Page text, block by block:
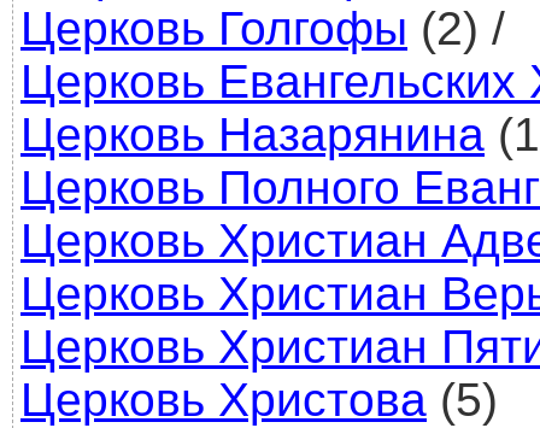
Церковь Голгофы (2) /
Церковь
Церковь Назарянина
Церковь Полного
Церковь Христиан
Церковь Христиан
Церковь Христиан
Церковь Христова (5)